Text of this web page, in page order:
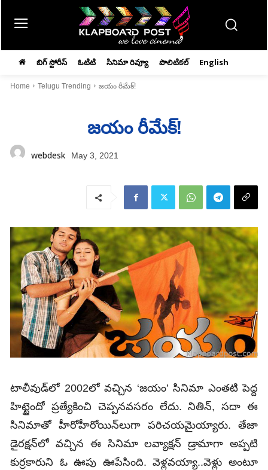
బిగ్ స్టోరీస్ ఓటిటి సినిమా రివ్యూ పొలిటికల్ English
Home Telugu Trending జయం రీమేక్‌!
జయం రీమేక్‌!
webdesk May 3, 2021
టాలీవుడ్‌లో 2002లో వచ్చిన ‘జయం’ సినిమా ఎంతటి పెద్ద
హిట్టైందో ప్రత్యేకించి చెప్పనవసరం లేదు. నితిన్, సదా ఈ
సినిమాతో హీరోహీరోయిన్‌లుగా పరిచయమైయ్యారు. తేజా
డైరక్షన్‌లో వచ్చిన ఈ సినిమా లవ్యాక్షన్ డ్రామాగా అప్పటి
కుర్రకారుని ఓ ఊపు ఊపేసింది. వెళ్లవయ్యా..వెళ్లు అంటూ